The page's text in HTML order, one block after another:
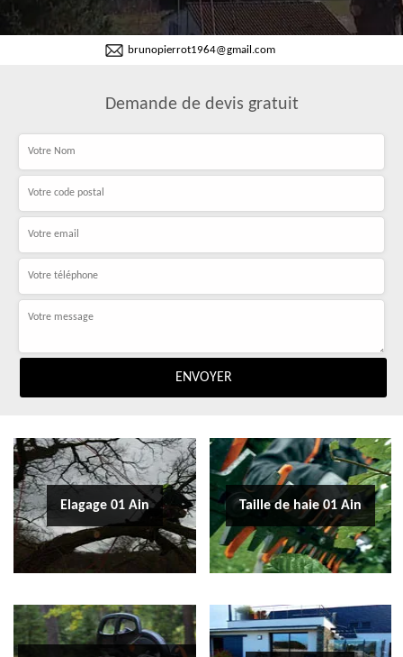
brunopierrot1964@gmail.com
Demande de devis gratuit
Elagage 01 Ain Taille de haie 01 Ain